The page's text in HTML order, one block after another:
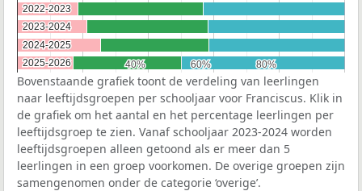
40%
40% 60%
60% 80%
80%
2022-2023
2022-2023
2023-2024
2023-2024
2024-2025
2024-2025
2025-2026
2025-2026
Bovenstaande grafiek toont de verdeling van leerlingen
naar leeftijdsgroepen per schooljaar voor Franciscus. Klik in
de grafiek om het aantal en het percentage leerlingen per
leeftijdsgroep te zien. Vanaf schooljaar 2023-2024 worden
leeftijdsgroepen alleen getoond als er meer dan 5
leerlingen in een groep voorkomen. De overige groepen zijn
samengenomen onder de categorie ‘overige’.